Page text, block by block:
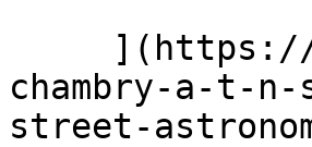
chambry-a-t-
street-